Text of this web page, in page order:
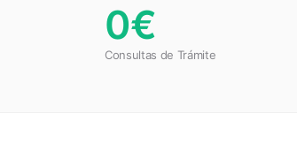
0€
Consultas de Trámite